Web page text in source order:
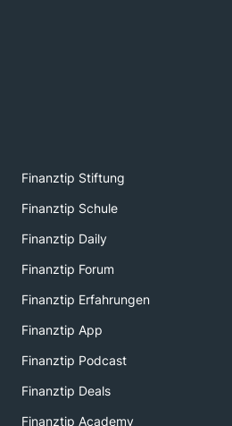
Finanztip Stiftung
Finanztip Schule
Finanztip Daily
Finanztip Forum
Finanztip Erfahrungen
Finanztip App
Finanztip Podcast
Finanztip Deals
Finanztip Academy